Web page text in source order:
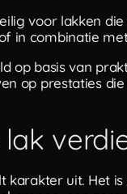
voor lakken
in combinatie
op basis van
op prestaties
karakter uit. Het